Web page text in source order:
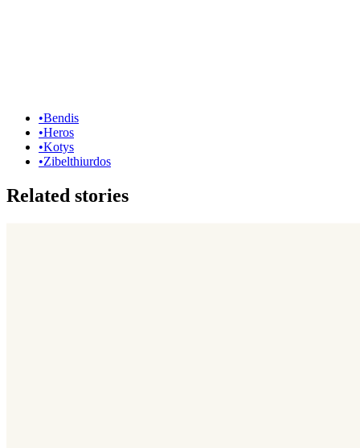
•Bendis
•Heros
•Kotys
•Zibelthiurdos
Related stories